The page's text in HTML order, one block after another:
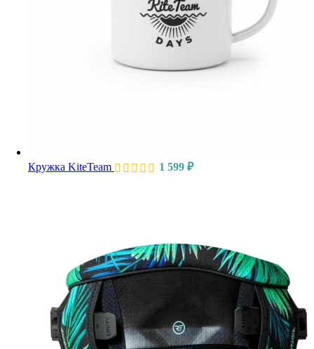
Кружка KiteTeam 1 599 ₽